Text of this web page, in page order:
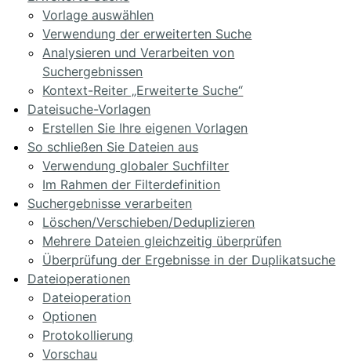
Vorlage auswählen
Verwendung der erweiterten Suche
Analysieren und Verarbeiten von
Suchergebnissen
Kontext-Reiter „Erweiterte Suche“
Dateisuche-Vorlagen
Erstellen Sie Ihre eigenen Vorlagen
So schließen Sie Dateien aus
Verwendung globaler Suchfilter
Im Rahmen der Filterdefinition
Suchergebnisse verarbeiten
Löschen/Verschieben/Deduplizieren
Mehrere Dateien gleichzeitig überprüfen
Überprüfung der Ergebnisse in der Duplikatsuche
Dateioperationen
Dateioperation
Optionen
Protokollierung
Vorschau